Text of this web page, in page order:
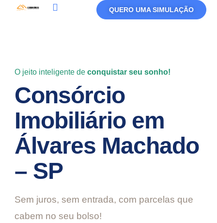
QUERO UMA SIMULAÇÃO
O jeito inteligente de conquistar seu sonho!
Consórcio
Imobiliário em
Álvares Machado
– SP
Sem juros, sem entrada, com parcelas que
cabem no seu bolso!